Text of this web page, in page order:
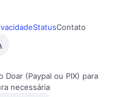
StatusContato
(Paypal ou PIX) para
necessária